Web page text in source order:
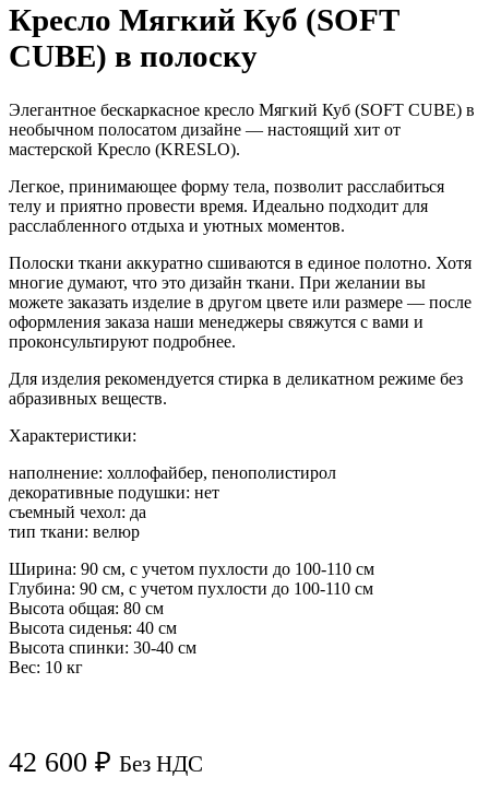
Кресло Мягкий Куб (SOFT
CUBE) в полоску
Элегантное бескаркасное кресло Мягкий Куб (SOFT CUBE) в
необычном полосатом дизайне — настоящий хит от
мастерской Кресло (KRESLO).
Легкое, принимающее форму тела, позволит расслабиться
телу и приятно провести время. Идеально подходит для
расслабленного отдыха и уютных моментов.
Полоски ткани аккуратно сшиваются в единое полотно. Хотя
многие думают, что это дизайн ткани. При желании вы
можете заказать изделие в другом цвете или размере — после
оформления заказа наши менеджеры свяжутся с вами и
проконсультируют подробнее.
Для изделия рекомендуется стирка в деликатном режиме без
абразивных веществ.
Характеристики:
наполнение: холлофайбер, пенополистирол
декоративные подушки: нет
съемный чехол: да
тип ткани: велюр
Ширина: 90 см, с учетом пухлости до 100-110 см
Глубина: 90 см, с учетом пухлости до 100-110 см
Высота общая: 80 см
Высота сиденья: 40 см
Высота спинки: 30-40 см
Вес: 10 кг
42 600 ₽ Без НДС